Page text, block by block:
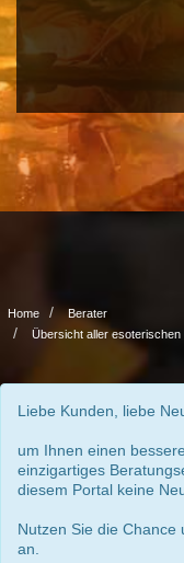
Home
Berater
Übersicht aller esoterischen
Liebe Kunden, liebe
um Ihnen einen
einzigartiges
diesem Portal keine
Nutzen Sie die Chance
an.